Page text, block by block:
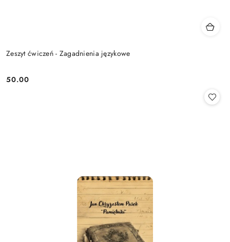
Zeszyt ćwiczeń - Zagadnienia językowe
Cena:
50.00